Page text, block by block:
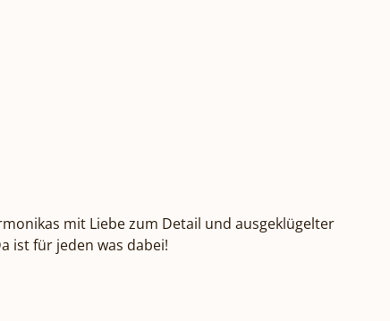
mit Liebe zum Detail und ausgeklügelter
ist für jeden was dabei!